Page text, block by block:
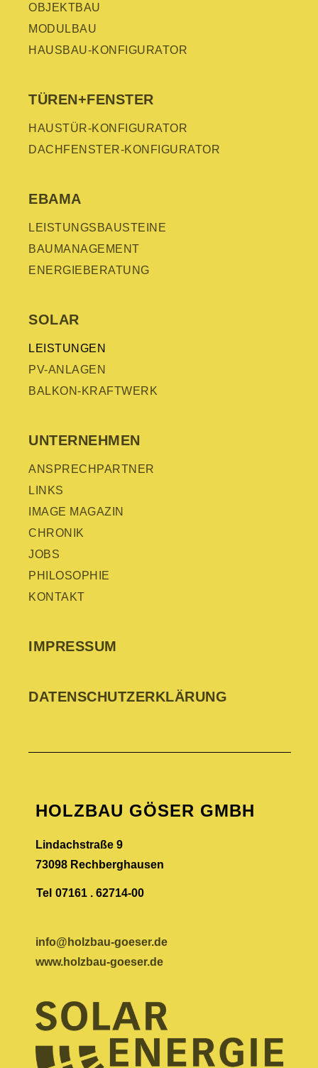
OBJEKTBAU
MODULBAU
HAUSBAU-KONFIGURATOR
TÜREN+FENSTER
HAUSTÜR-KONFIGURATOR
DACHFENSTER-KONFIGURATOR
EBAMA
LEISTUNGSBAUSTEINE
BAUMANAGEMENT
ENERGIEBERATUNG
SOLAR
LEISTUNGEN
PV-ANLAGEN
BALKON-KRAFTWERK
UNTERNEHMEN
ANSPRECHPARTNER
LINKS
IMAGE MAGAZIN
CHRONIK
JOBS
PHILOSOPHIE
KONTAKT
IMPRESSUM
DATEN­SCHUTZ­ERKLÄRUNG
HOLZBAU GÖSER GMBH
Lindachstraße 9
73098 Rechberghausen
Tel 07161 . 62714-00
info@holzbau-goeser.de
www.holzbau-goeser.de